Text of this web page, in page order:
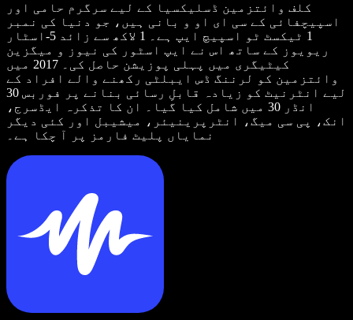
کلف وائتزمین ڈسلیکسیا کے لیے سرگرم حامی اور
اسپیچفائی کے سی ای او و بانی ہیں، جو دنیا کی نمبر
1 ٹیکسٹ ٹو اسپیچ ایپ ہے۔ 1 لاکھ سے زائد 5-اسٹار
ریویوز کے ساتھ اس نے ایپ اسٹور کی نیوز و میگزین
کیٹیگری میں پہلی پوزیشن حاصل کی۔ 2017 میں
وائتزمین کو لرننگ ڈس ایبلٹی رکھنے والے افراد کے
لیے انٹرنیٹ کو زیادہ قابلِ رسائی بنانے پر فوربس 30
انڈر 30 میں شامل کیا گیا۔ ان کا تذکرہ ایڈسرج،
انک، پی سی میگ، انٹرپرینیئر، میشیبل اور کئی دیگر
نمایاں پلیٹ فارمز پر آ چکا ہے۔